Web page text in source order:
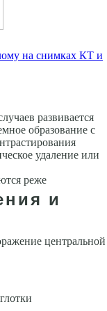
на снимках КТ и
развивается
образование с
удаление или
реже
и
центральной